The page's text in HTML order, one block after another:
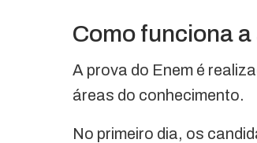
Como funciona
A prova do Enem é
áreas do conhecimento.
No primeiro dia, os